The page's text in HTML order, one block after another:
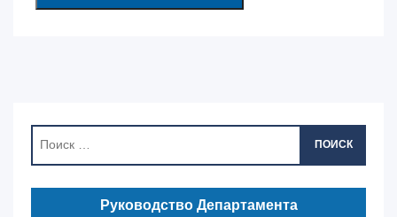
ПОИСК
Руководство Департамента